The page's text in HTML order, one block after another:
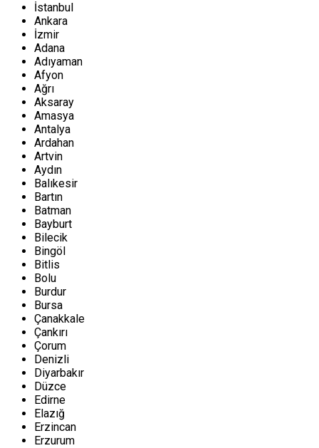
İstanbul
Ankara
İzmir
Adana
Adıyaman
Afyon
Ağrı
Aksaray
Amasya
Antalya
Ardahan
Artvin
Aydın
Balıkesir
Bartın
Batman
Bayburt
Bilecik
Bingöl
Bitlis
Bolu
Burdur
Bursa
Çanakkale
Çankırı
Çorum
Denizli
Diyarbakır
Düzce
Edirne
Elazığ
Erzincan
Erzurum